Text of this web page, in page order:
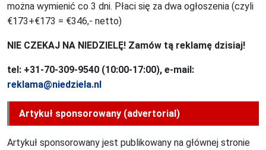
można wymienić co 3 dni. Płaci się za dwa ogłoszenia (czyli
€173+€173 = €346,- netto)
NIE CZEKAJ NA NIEDZIELĘ! Zamów tą reklamę dzisiaj!
tel: +31-70-309-9540 (10:00-17:00), e-mail:
reklama@niedziela.nl
Artykuł sponsorowany (advertorial)
Artykuł sponsorowany jest publikowany na głównej stronie